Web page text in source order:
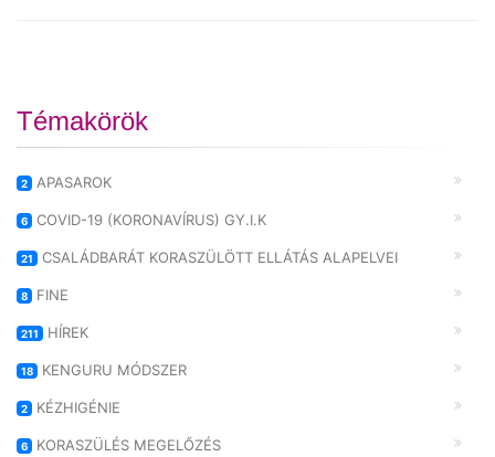
Témakörök
2 APASAROK
6 COVID-19 (KORONAVÍRUS) GY.I.K
21 CSALÁDBARÁT KORASZÜLÖTT ELLÁTÁS ALAPELVEI
8 FINE
211 HÍREK
18 KENGURU MÓDSZER
2 KÉZHIGÉNIE
6 KORASZÜLÉS MEGELŐZÉS